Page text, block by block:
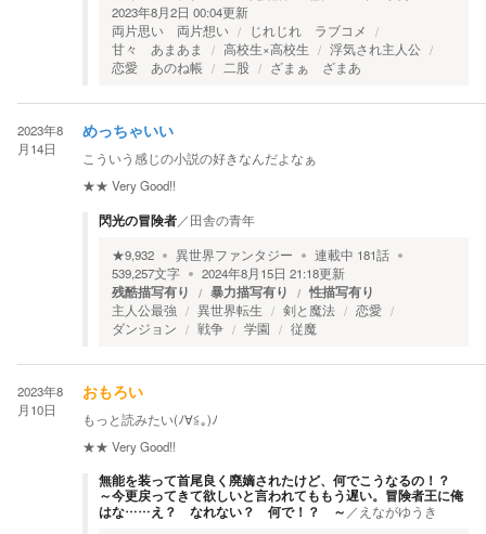
2023年8月2日 00:04更新
両片思い 両片想い
じれじれ ラブコメ
甘々 あまあま
高校生×高校生
浮気され主人公
恋愛 あのね帳
二股 ざまぁ ざまあ
2023年8
月14日
めっちゃいい
こういう感じの小説の好きなんだよなぁ
★★ Very Good!!
閃光の冒険者／田舎の青年
★9,932 異世界ファンタジー 連載中 181話
539,257文字 2024年8月15日 21:18更新
残酷描写有り 暴力描写有り 性描写有り
主人公最強 異世界転生 剣と魔法
恋愛
ダンジョン
戦争 学園 従魔
2023年8
月10日
おもろい
もっと読みたい(ﾉ∀≦｡)ﾉ
★★ Very Good!!
無能を装って首尾良く廃嫡されたけど、何でこうなるの！？
～今更戻ってきて欲しいと言われてももう遅い。冒険者王に俺
はな……え？ なれない？ 何で！？ ～ ／ えながゆうき